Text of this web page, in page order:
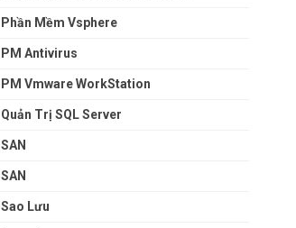
Phần Mềm Vsphere
PM Antivirus
PM Vmware WorkStation
Quản Trị SQL Server
SAN
SAN
Sao Lưu